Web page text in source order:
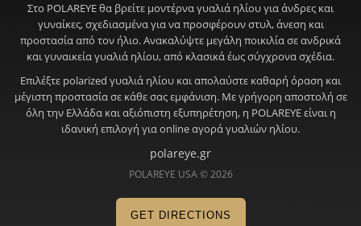
Στο POLAREYE θα βρείτε μοντέρνα γυαλιά ηλίου για άνδρες και
γυναίκες, σχεδιασμένα για να προσφέρουν στυλ, άνεση και
προστασία από τον ήλιο. Ανακαλύψτε μεγάλη ποικιλία σε ανδρικά
και γυναικεία γυαλιά ηλίου, από κλασικά έως σύγχρονα σχέδια.
Επιλέξτε polarized γυαλιά ηλίου και απολαύστε καθαρή όραση και
μέγιστη προστασία σε κάθε σας εμφάνιση. Με γρήγορη αποστολή σε
όλη την Ελλάδα και αξιόπιστη εξυπηρέτηση, η POLAREYE είναι η
ιδανική επιλογή για online αγορά γυαλιών ηλίου.
polareye.gr
POLAREYE USA © 2026
GET DIRECTIONS